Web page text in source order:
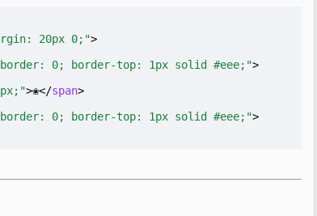
20px 0;">
0; border-top: 1px solid #eee;">
>❀</span>
0; border-top: 1px solid #eee;">